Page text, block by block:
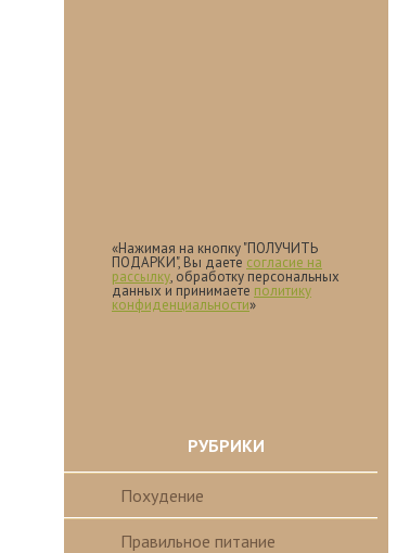
«Нажимая на кнопку "ПОЛУЧИТЬ
ПОДАРКИ", Вы даете согласие на
рассылку, обработку персональных
данных и принимаете политику
конфиденциальности»
РУБРИКИ
Похудение
Правильное питание